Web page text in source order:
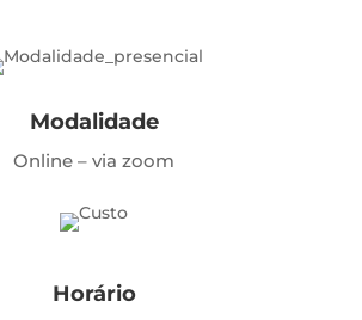
Modalidade
Online – via zoom
Horário